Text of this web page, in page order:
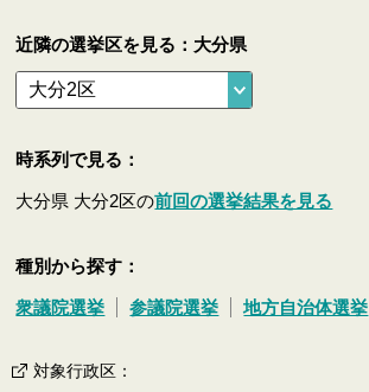
近隣の選挙区を見る：大分県
時系列で見る：
大分県 大分2区の前回の選挙結果を見る
種別から探す：
衆議院選挙 参議院選挙 地方自治体選挙
対象行政区 ：